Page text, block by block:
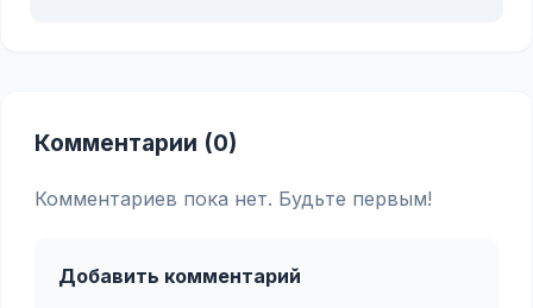
Комментарии (0)
Комментариев пока нет. Будьте первым!
Добавить комментарий